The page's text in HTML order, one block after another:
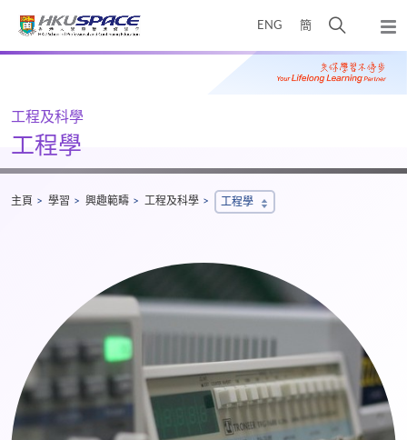
ENG 簡
開
搜
尋
彈
出
主
Main
工程及科學
工程學
主頁 學習 興趣範疇 工程及科學 工程學